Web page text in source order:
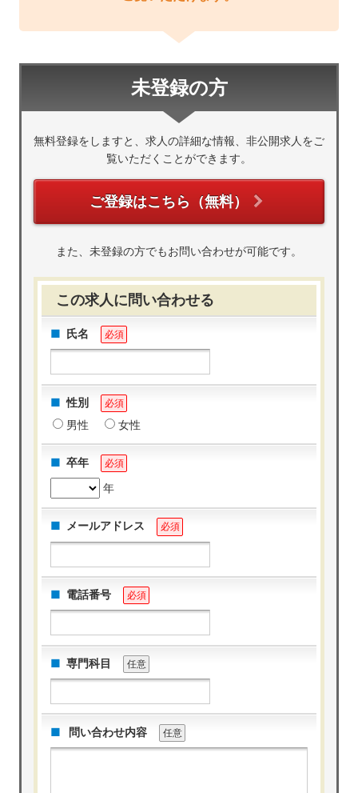
未登録の方
無料登録をしますと、求人の詳細な情報、非公開求人をご
覧いただくことができます。
ご登録はこちら（無料）
また、未登録の方でもお問い合わせが可能です。
この求人に問い合わせる
氏名 必須
性別 必須
男性 女性
卒年 必須
年
メールアドレス 必須
電話番号 必須
専門科目 任意
問い合わせ内容 任意